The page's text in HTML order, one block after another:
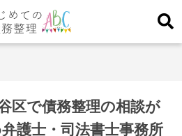
区で債務整理の相談が
護士・司法書士事務所